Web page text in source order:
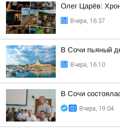
Олег Царёв:
Вчера, 16:37
В Сочи пьяный
Вчера, 16:10
В Сочи
Вчера, 19:04